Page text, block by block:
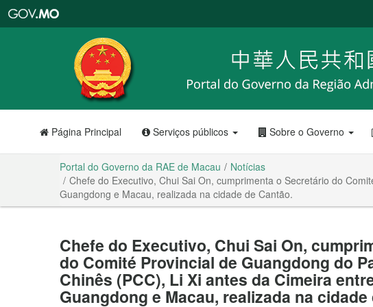
RAE
de
Macau
Página Principal Serviços públicos Sobre o Governo
Portal do Governo da RAE de Macau
Notícias
Chefe do Executivo, Chui Sai On, cumprimenta o Secretário do
Guangdong e Macau, realizada na cidade de Cantão.
Chefe do Executivo, Chui Sai On,
do Comité Provincial de Guangdong do
Chinês (PCC), Li Xi antes da Cimeira
Guangdong e Macau, realizada na cidade